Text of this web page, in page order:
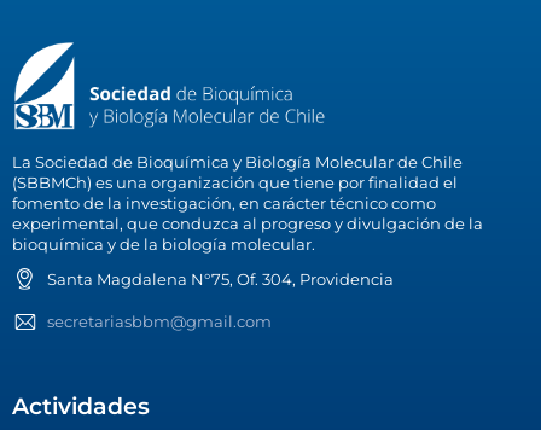
La Sociedad de Bioquímica y Biología Molecular de Chile
(SBBMCh) es una organización que tiene por finalidad el
fomento de la investigación, en carácter técnico como
experimental, que conduzca al progreso y divulgación de la
bioquímica y de la biología molecular.
Santa Magdalena N°75, Of. 304, Providencia
secretariasbbm@gmail.com
Actividades